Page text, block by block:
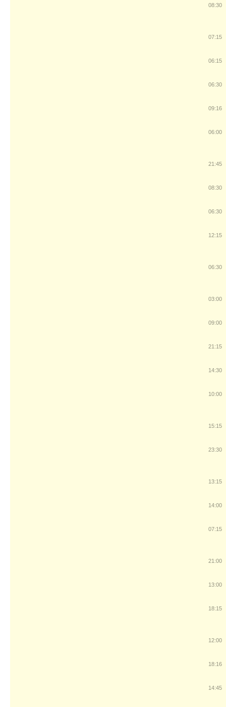
08:30
07:15
06:15
06:30
09:16
06:00
21:45
08:30
06:30
12:15
06:30
03:00
09:00
21:15
14:30
10:00
15:15
23:30
13:15
14:00
07:15
21:00
13:00
18:15
12:00
18:16
14:45